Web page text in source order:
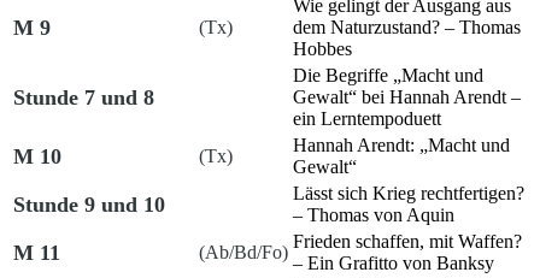
M 9 (Tx)
Wie gelingt der Ausgang aus
dem Naturzustand? – Thomas
Hobbes
Stunde 7 und 8
Die Begriffe „Macht und
Gewalt“ bei Hannah Arendt –
ein Lerntempoduett
M 10 (Tx)
Hannah Arendt: „Macht und
Gewalt“
Stunde 9 und 10
Lässt sich Krieg rechtfertigen?
– Thomas von Aquin
M 11 (Ab/Bd/Fo)
Frieden schaffen, mit Waffen?
– Ein Grafitto von Banksy